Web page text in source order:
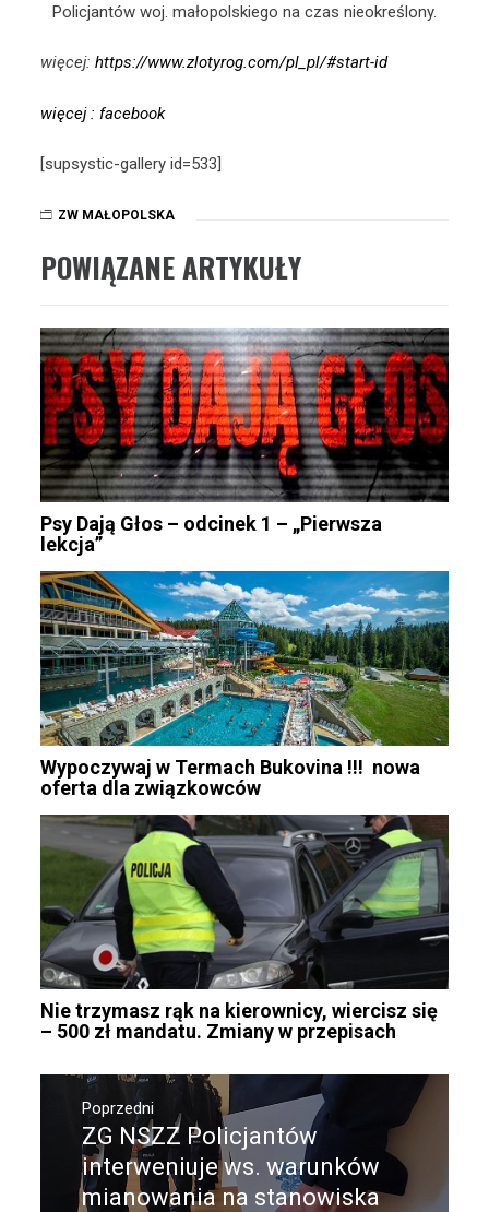
Policjantów woj. małopolskiego na czas nieokreślony.
więcej:https://www.zlotyrog.com/pl_pl/#start-id
więcej : facebook
[supsystic-gallery id=533]
ZW MAŁOPOLSKA
POWIĄZANE ARTYKUŁY
Psy Dają Głos – odcinek 1 – „Pierwsza
lekcja”
Wypoczywaj w Termach Bukovina !!! nowa
oferta dla związkowców
Nie trzymasz rąk na kierownicy, wiercisz się
– 500 zł mandatu. Zmiany w przepisach
Nawigacja
wpisuPoprzedni
Poprzedni
wpis:
ZG NSZZ Policjantów
interweniuje ws. warunków
mianowania na stanowiska